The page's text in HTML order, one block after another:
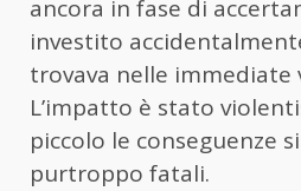
ancora in fase di
investito
trovava nelle immediate
L’impatto è stato
piccolo le conseguenze
purtroppo fatali.